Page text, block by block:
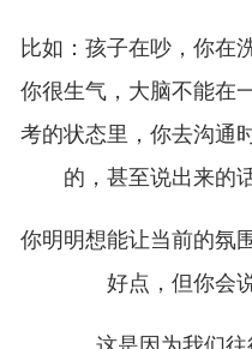
比如：孩子在吵，你在
你很生气，大脑不能在
考的状态里，你去沟通
的，甚至说出来的
你明明想能让当前的氛
好点，但你会